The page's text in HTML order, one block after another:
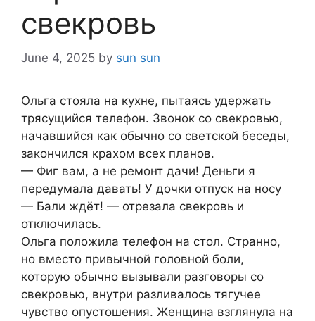
свекровь
June 4, 2025 by sun sun
Ольга стояла на кухне, пытаясь удержать
трясущийся телефон. Звонок со свекровью,
начавшийся как обычно со светской беседы,
закончился крахом всех планов.
— Фиг вам, а не ремонт дачи! Деньги я
передумала давать! У дочки отпуск на носу
— Бали ждёт! — отрезала свекровь и
отключилась.
Ольга положила телефон на стол. Странно,
но вместо привычной головной боли,
которую обычно вызывали разговоры со
свекровью, внутри разливалось тягучее
чувство опустошения. Женщина взглянула на